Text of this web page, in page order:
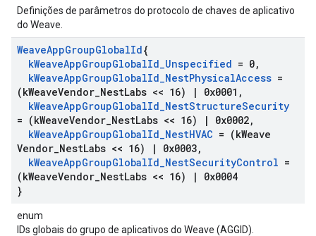
Definições de parâmetros do protocolo de chaves de aplicativo
do Weave.
WeaveAppGroupGlobalId{
kWeaveAppGroupGlobalId_Unspecified = 0,
kWeaveAppGroupGlobalId_NestPhysicalAccess =
(kWeaveVendor NestLabs << 16) | 0x0001 ,
kWeaveAppGroupGlobalId_NestStructureSecurity
= (kWeaveVendor NestLabs << 16) | 0x0002,
kWeaveAppGroupGlobalId_NestHVAC = (kWeave
Vendor NestLabs << 16) | 0x0003,
kWeaveAppGroupGlobalId_NestSecurityControl =
(kWeaveVendor NestLabs << 16) |
0x0004
}
enum
IDs globais do grupo de aplicativos do Weave (AGGID).